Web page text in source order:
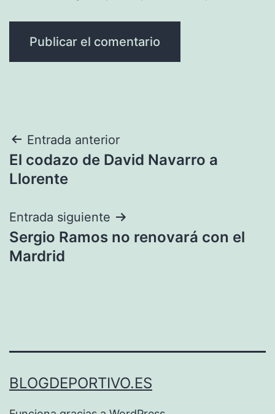
Navegación
de
Entrada anterior
El codazo de David Navarro a
Llorente
Entrada siguiente
Sergio Ramos no renovará con el
Mardrid
BLOGDEPORTIVO.ES